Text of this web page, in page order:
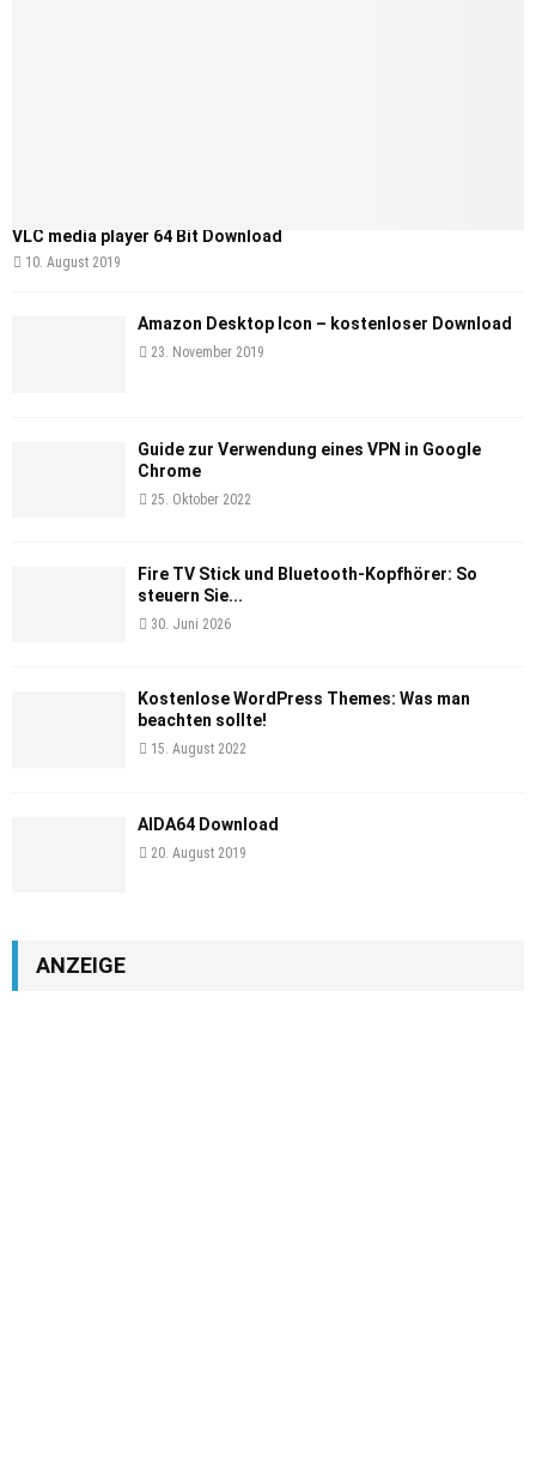
VLC media player 64 Bit Download
10. August 2019
Amazon Desktop Icon – kostenloser Download
23. November 2019
Guide zur Verwendung eines VPN in Google
Chrome
25. Oktober 2022
Fire TV Stick und Bluetooth-Kopfhörer: So
steuern Sie...
30. Juni 2026
Kostenlose WordPress Themes: Was man
beachten sollte!
15. August 2022
AIDA64 Download
20. August 2019
ANZEIGE